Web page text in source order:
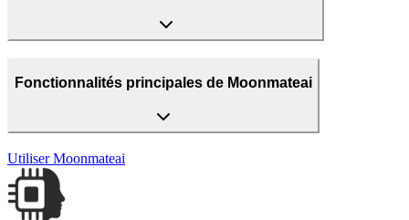
Fonctionnalités principales de Moonmateai
Utiliser Moonmateai